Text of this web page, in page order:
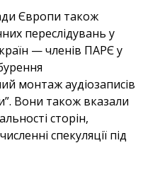
Європи також
переслідувань у
— членів ПАРЄ у
монтаж аудіозаписів
Вони також вказали
сторін,
спекуляції під